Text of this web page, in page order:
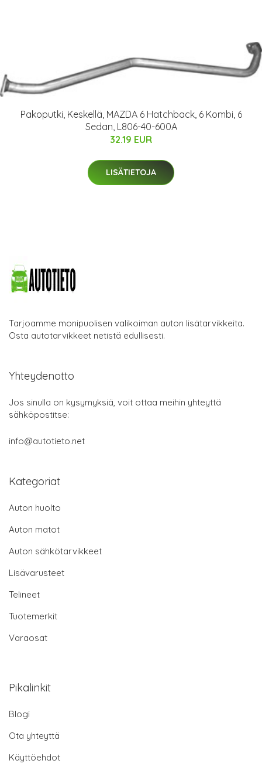
Pakoputki, Keskellä, MAZDA 6 Hatchback, 6 Kombi, 6
Sedan, L806-40-600A
32.19 EUR
LISÄTIETOJA
Tarjoamme monipuolisen valikoiman auton lisätarvikkeita.
Osta autotarvikkeet netistä edullisesti.
Yhteydenotto
Jos sinulla on kysymyksiä, voit ottaa meihin yhteyttä
sähköpostitse:
info@autotieto.net
Kategoriat
Auton huolto
Auton matot
Auton sähkötarvikkeet
Lisävarusteet
Telineet
Tuotemerkit
Varaosat
Pikalinkit
Blogi
Ota yhteyttä
Käyttöehdot